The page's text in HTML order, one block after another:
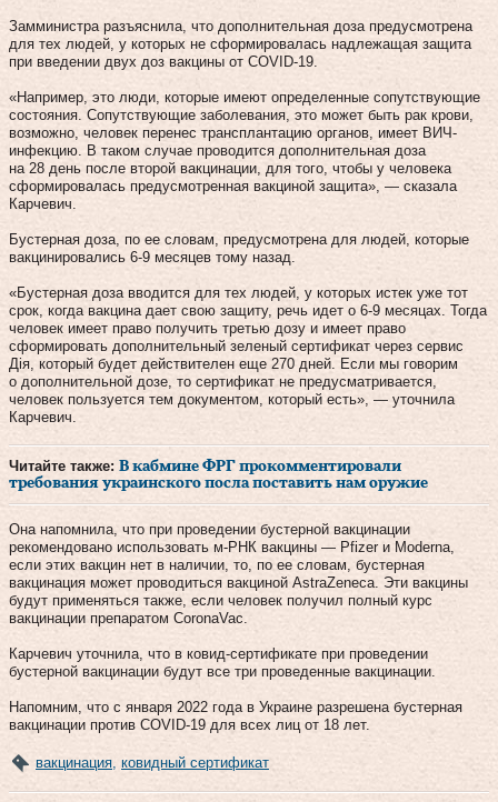
Замминистра разъяснила, что дополнительная доза предусмотрена
для тех людей, у которых не сформировалась надлежащая защита
при введении двух доз вакцины от COVID-19.
«Например, это люди, которые имеют определенные сопутствующие
состояния. Сопутствующие заболевания, это может быть рак крови,
возможно, человек перенес трансплантацию органов, имеет ВИЧ-
инфекцию. В таком случае проводится дополнительная доза
на 28 день после второй вакцинации, для того, чтобы у человека
сформировалась предусмотренная вакциной защита», — сказала
Карчевич.
Бустерная доза, по ее словам, предусмотрена для людей, которые
вакцинировались 6-9 месяцев тому назад.
«Бустерная доза вводится для тех людей, у которых истек уже тот
срок, когда вакцина дает свою защиту, речь идет о 6-9 месяцах. Тогда
человек имеет право получить третью дозу и имеет право
сформировать дополнительный зеленый сертификат через сервис
Дія, который будет действителен еще 270 дней. Если мы говорим
о дополнительной дозе, то сертификат не предусматривается,
человек пользуется тем документом, который есть», — уточнила
Карчевич.
Читайте также: В кабмине ФРГ прокомментировали
требования украинского посла поставить нам оружие
Она напомнила, что при проведении бустерной вакцинации
рекомендовано использовать м-РНК вакцины — Pfizer и Moderna,
если этих вакцин нет в наличии, то, по ее словам, бустерная
вакцинация может проводиться вакциной AstraZeneca. Эти вакцины
будут применяться также, если человек получил полный курс
вакцинации препаратом CoronaVac.
Карчевич уточнила, что в ковид-сертификате при проведении
бустерной вакцинации будут все три проведенные вакцинации.
Напомним, что с января 2022 года в Украине разрешена бустерная
вакцинации против COVID-19 для всех лиц от 18 лет.
вакцинация ковидный сертификат